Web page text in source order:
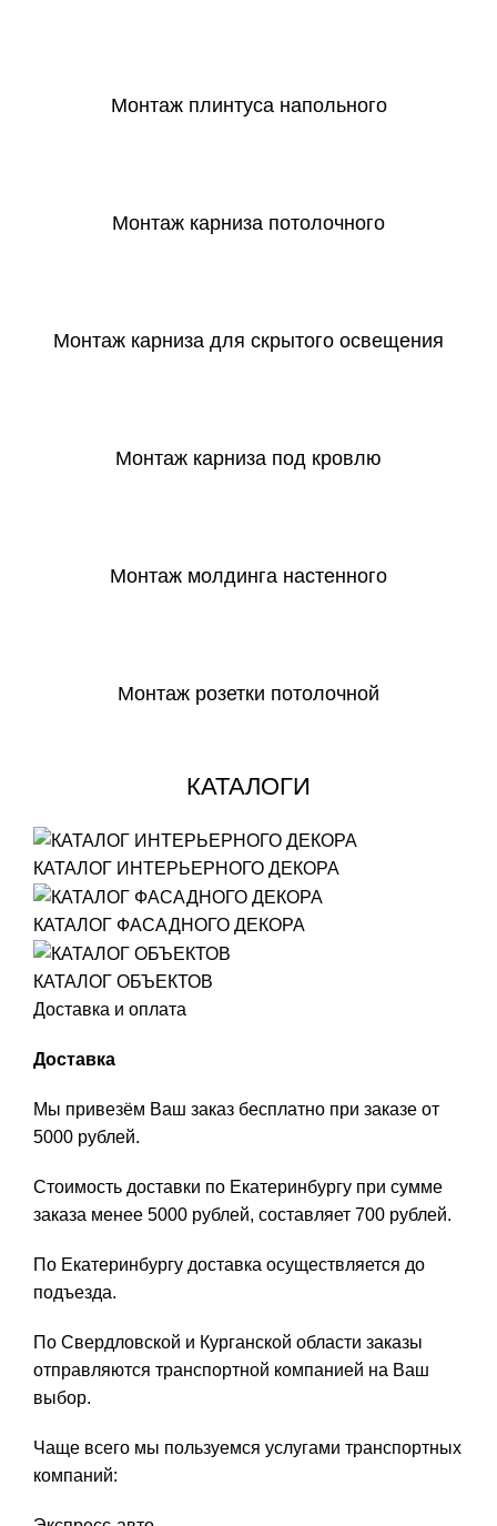
Монтаж плинтуса напольного
Монтаж карниза потолочного
Монтаж карниза для скрытого освещения
Монтаж карниза под кровлю
Монтаж молдинга настенного
Монтаж розетки потолочной
КАТАЛОГИ
КАТАЛОГ ИНТЕРЬЕРНОГО ДЕКОРА
КАТАЛОГ ФАСАДНОГО ДЕКОРА
КАТАЛОГ ОБЪЕКТОВ
Доставка и оплата
Доставка
Мы привезём Ваш заказ бесплатно при заказе от
5000 рублей.
Стоимость доставки по Екатеринбургу при сумме
заказа менее 5000 рублей, составляет 700 рублей.
По Екатеринбургу доставка осуществляется до
подъезда.
По Свердловской и Курганской области заказы
отправляются транспортной компанией на Ваш
выбор.
Чаще всего мы пользуемся услугами транспортных
компаний: